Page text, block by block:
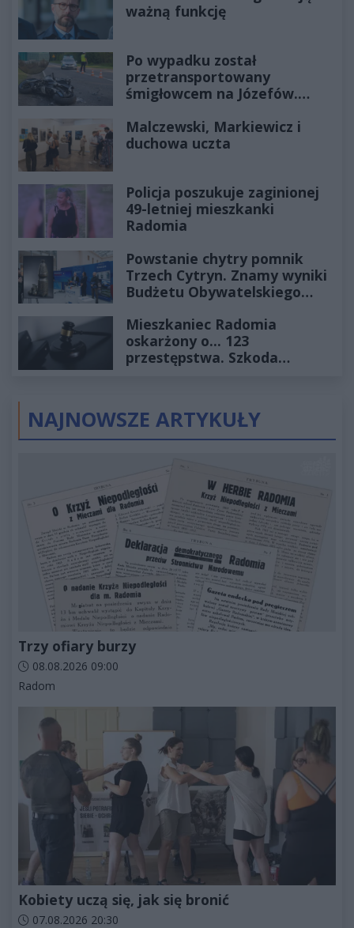
ważną funkcję
Po wypadku został
przetransportowany
śmigłowcem na Józefów.
Malczewski, Markiewicz i
duchowa uczta
Policja poszukuje zaginionej
49-letniej mieszkanki
Radomia
Powstanie chytry pomnik
Trzech Cytryn. Znamy wyniki
Budżetu Obywatelskiego
Mieszkaniec Radomia
oskarżony o... 123
przestępstwa. Szkoda
NAJNOWSZE ARTYKUŁY
Trzy ofiary burzy
Data dodania artykułu:
08.08.2026 09:00
Kategorie artykułu:
Radom
Kobiety uczą się, jak się bronić
Data dodania artykułu:
07.08.2026 20:30